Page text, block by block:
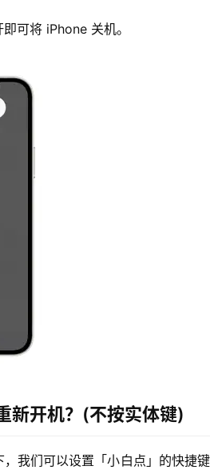
可将 iPhone 关机。
新开机？(不按实体键)
我们可以设置「小白点」的快捷键